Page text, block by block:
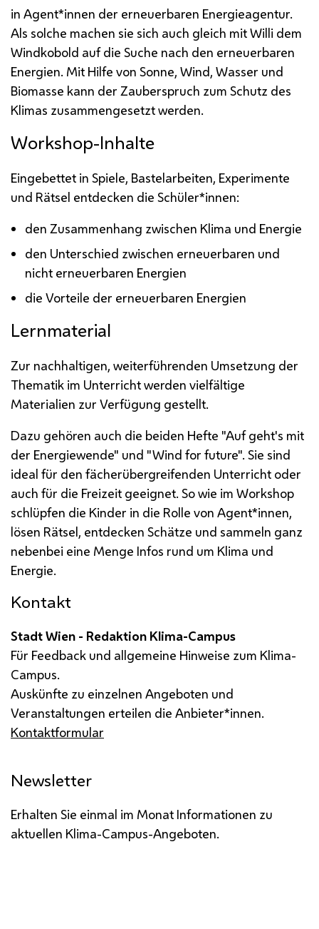
in Agent*innen der erneuerbaren Energieagentur.
Als solche machen sie sich auch gleich mit Willi dem
Windkobold auf die Suche nach den erneuerbaren
Energien. Mit Hilfe von Sonne, Wind, Wasser und
Biomasse kann der Zauberspruch zum Schutz des
Klimas zusammengesetzt werden.
Workshop-Inhalte
Eingebettet in Spiele, Bastelarbeiten, Experimente
und Rätsel entdecken die Schüler*innen:
den Zusammenhang zwischen Klima und Energie
den Unterschied zwischen erneuerbaren und
nicht erneuerbaren Energien
die Vorteile der erneuerbaren Energien
Lernmaterial
Zur nachhaltigen, weiterführenden Umsetzung der
Thematik im Unterricht werden vielfältige
Materialien zur Verfügung gestellt.
Dazu gehören auch die beiden Hefte "Auf geht's mit
der Energiewende" und "Wind for future". Sie sind
ideal für den fächerübergreifenden Unterricht oder
auch für die Freizeit geeignet. So wie im Workshop
schlüpfen die Kinder in die Rolle von Agent*innen,
lösen Rätsel, entdecken Schätze und sammeln ganz
nebenbei eine Menge Infos rund um Klima und
Energie.
Kontakt
Stadt Wien - Redaktion Klima-Campus
Für Feedback und allgemeine Hinweise zum Klima-
Campus.
Auskünfte zu einzelnen Angeboten und
Veranstaltungen erteilen die Anbieter*innen.
Kontaktformular
Newsletter
Erhalten Sie einmal im Monat Informationen zu
aktuellen Klima-Campus-Angeboten.